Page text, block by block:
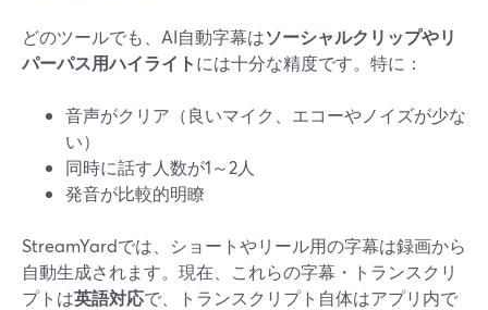
どのツールでも、AI自動字幕はソーシャルクリップやリ
パーパス用ハイライトには十分な精度です。特に：
音声がクリア（良いマイク、エコーやノイズが少な
い）
同時に話す人数が1～2人
発音が比較的明瞭
StreamYardでは、ショートやリール用の字幕は録画から
自動生成されます。現在、これらの字幕・トランスクリ
プトは英語対応で、トランスクリプト自体はアプリ内で